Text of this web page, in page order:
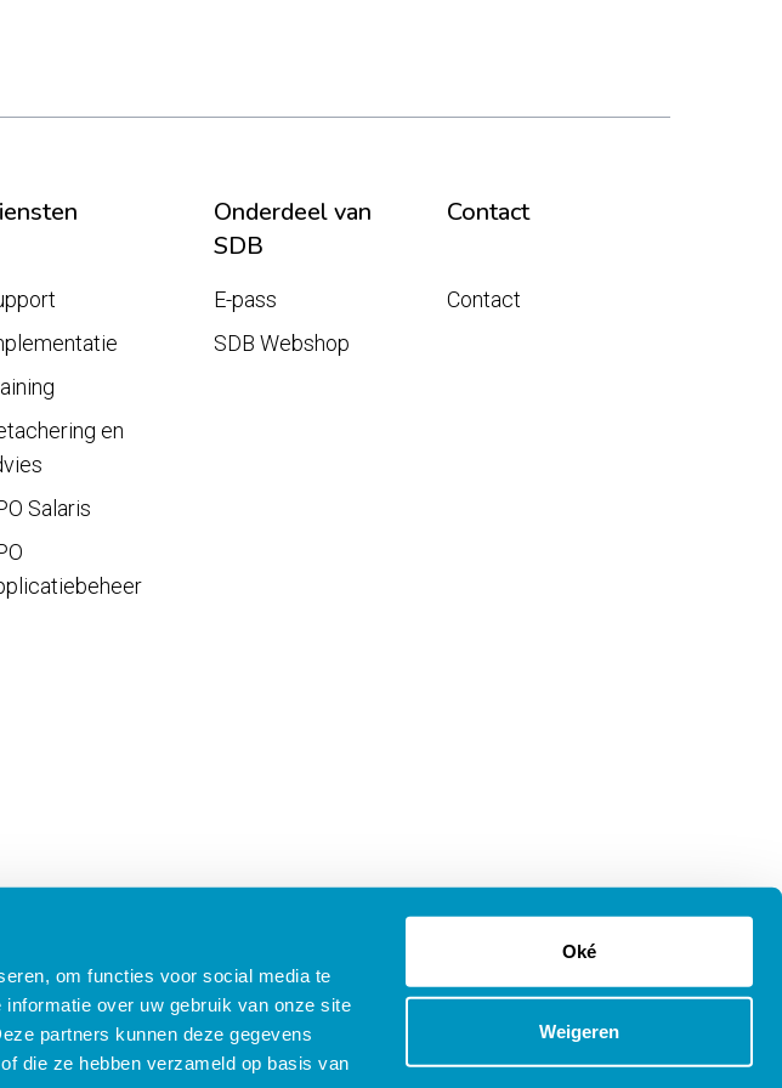
om functies voor social media te
over uw gebruik van onze site
partners kunnen deze gegevens
die ze hebben verzameld op basis van
Oké
Weigeren
Onderdeel van
SDB
Contact
en
Salaris
E-pass
SDB Webshop
Contact